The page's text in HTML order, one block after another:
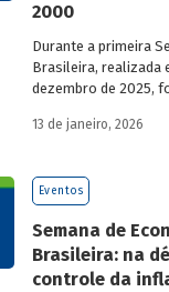
2000
Durante a primeira
Brasileira, realizada
dezembro de 2025,
economia do país
economistas
13 de janeiro, 2026
Eventos
Semana de
Brasileira: na
controle da